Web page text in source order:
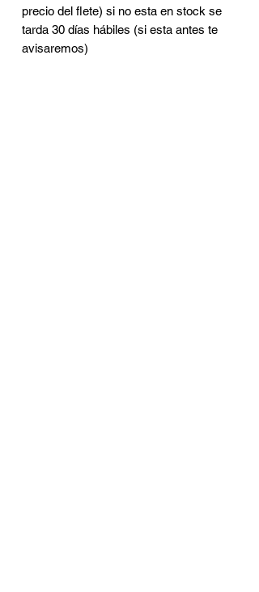
precio del flete) si no esta en stock se
tarda 30 días hábiles (si esta antes te
avisaremos)